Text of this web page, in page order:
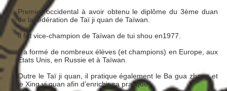
Premier occidental à avoir obtenu le diplôme du 3ème duan
de la fédération de Taï ji quan de Taïwan.
Il fut vice-champion de Taïwan de tui shou en1977.
Il a formé de nombreux élèves (et champions) en Europe, aux
Etats Unis, en Russie et à Taïwan.
Outre le Taï ji quan, il pratique également le Ba gua zhang et
le Xing yi quan afin d’enrichir sa pratique.